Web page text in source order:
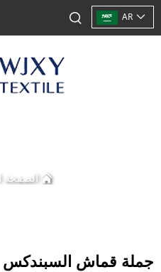
AR
الصفحة
جملة قماش السبندكس